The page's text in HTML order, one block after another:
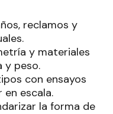
reclamos y
y materiales
y peso.
con ensayos
escala.
la forma de